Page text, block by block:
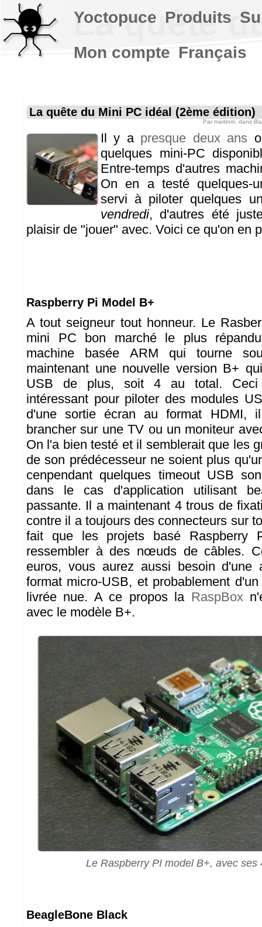
La quête
La quête du Mini PC idéal (2ème édition)
Par martinm , dans
Il y a presque deux ans
quelques mini-PC
Entre-temps d'autres
On en a testé quelques-
servi à piloter quelques
vendredi, d'autres été
plaisir de "jouer" avec. Voici ce qu'on en
Raspberry Pi Model B+
A tout seigneur tout honneur. Le
mini PC bon marché le plus
machine basée ARM qui tourne
maintenant une nouvelle version B+
USB de plus, soit 4 au total. Ceci
intéressant pour piloter des modules
d'une sortie écran au format HDMI,
brancher sur une TV ou un moniteur
On l'a bien testé et il semblerait que les
de son prédécesseur ne soient plus
cenpendant quelques timeout USB
dans le cas d'application utilisant
passante. Il a maintenant 4 trous de
contre il a toujours des connecteurs sur
fait que les projets basé Raspberry
ressembler à des nœuds de câbles.
euros, vous aurez aussi besoin d'une
format micro-USB, et probablement
livrée nue. A ce propos la RaspBox
avec le modèle B+.
Le Raspberry PI model B+, avec ses
BeagleBone Black
Yoctopuce Produits
Mon compte Français